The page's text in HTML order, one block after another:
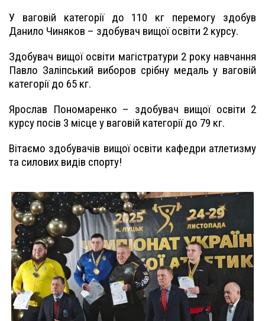
У ваговій категорії до 110 кг перемогу здобув
Данило Чиняков – здобувач вищої освіти 2 курсу.
Здобувач вищої освіти магістратури 2 року навчання
Павло Заліпський виборов срібну медаль у ваговій
категорії до 65 кг.
Ярослав Пономаренко – здобувач вищої освіти 2
курсу посів 3 місце у ваговій категорії до 79 кг.
Вітаємо здобувачів вищої освіти кафедри атлетизму
та силових видів спорту!